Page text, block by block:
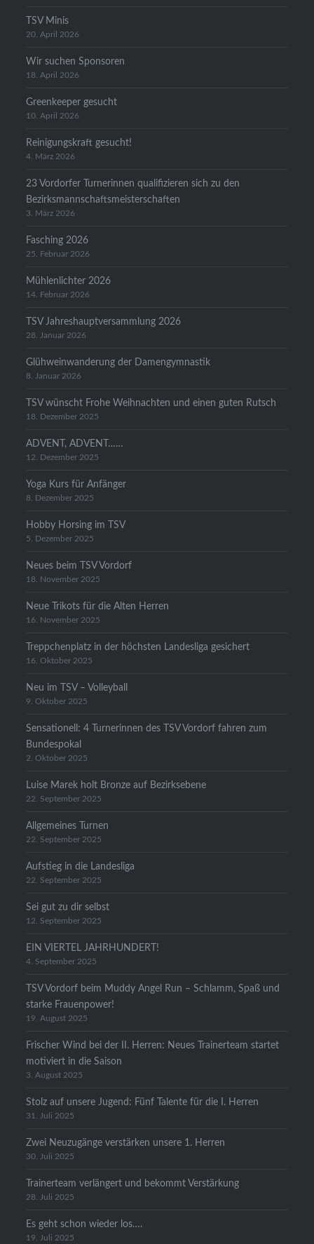
TSV Minis
20. April 2026
Wir suchen Sponsoren
18. April 2026
Greenkeeper gesucht
10. April 2026
Reinigungskraft gesucht!
4. März 2026
23 Vordorfer Turnerinnen qualifizieren sich zu den
Bezirksmannschaftsmeisterschaften
3. März 2026
Fasching 2026
25. Februar 2026
Mühlenlichter 2026
14. Februar 2026
TSV Jahreshauptversammlung 2026
28. Januar 2026
Glühweinwanderung der Damengymnastik
8. Januar 2026
TSV wünscht Frohe Weihnachten und einen guten Rutsch
18. Dezember 2025
ADVENT, ADVENT……
12. Dezember 2025
Yoga Kurs für Anfänger
8. Dezember 2025
Hobby Horsing im TSV
5. Dezember 2025
Neues beim TSV Vordorf
18. November 2025
Neue Trikots für die Alten Herren
16. November 2025
Treppchenplatz in der höchsten Landesliga gesichert
16. Oktober 2025
Neu im TSV – Volleyball
9. Oktober 2025
Sensationell: 4 Turnerinnen des TSV Vordorf fahren zum
Bundespokal
2. Oktober 2025
Luise Marek holt Bronze auf Bezirksebene
22. September 2025
Allgemeines Turnen
22. September 2025
Aufstieg in die Landesliga
22. September 2025
Sei gut zu dir selbst
12. September 2025
EIN VIERTEL JAHRHUNDERT!
4. September 2025
TSV Vordorf beim Muddy Angel Run – Schlamm, Spaß und
starke Frauenpower!
19. August 2025
Frischer Wind bei der II. Herren: Neues Trainerteam startet
motiviert in die Saison
3. August 2025
Stolz auf unsere Jugend: Fünf Talente für die I. Herren
31. Juli 2025
Zwei Neuzugänge verstärken unsere 1. Herren
30. Juli 2025
Trainerteam verlängert und bekommt Verstärkung
28. Juli 2025
Es geht schon wieder los….
19. Juli 2025